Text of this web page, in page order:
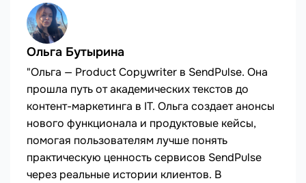
Ольга Бутырина
"Ольга — Product Copywriter в SendPulse. Она
прошла путь от академических текстов до
контент-маркетинга в IT. Ольга создает анонсы
нового функционала и продуктовые кейсы,
помогая пользователям лучше понять
практическую ценность сервисов SendPulse
через реальные истории клиентов. В